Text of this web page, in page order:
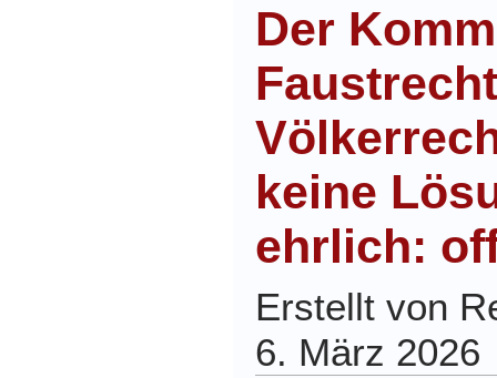
Der
keine
ehrlich:
Erstellt von
6. März 2026